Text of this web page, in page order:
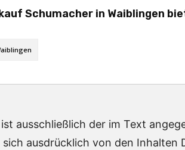
Schumacher in Waiblingen
ausschließlich der im Text
ausdrücklich von den Inhalten